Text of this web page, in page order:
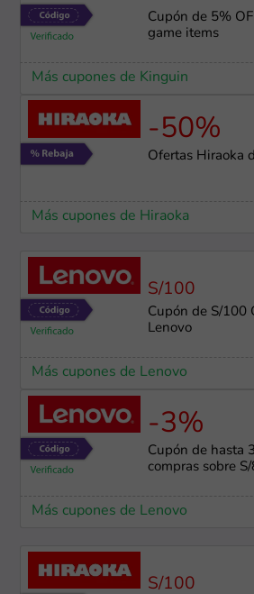
Cupón de 5%
game items
Más cupones de Kinguin
-50%
Ofertas Hiraoka
Más cupones de Hiraoka
S/100
Cupón de S/100
Lenovo
Más cupones de Lenovo
-3%
Cupón de hasta
compras sobre
Más cupones de Lenovo
S/100